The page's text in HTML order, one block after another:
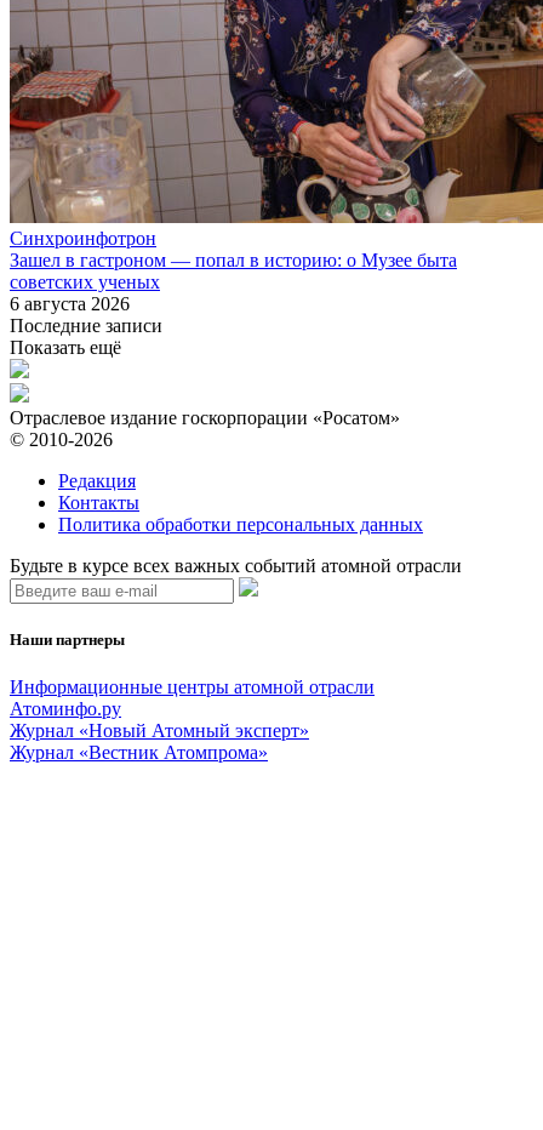
Синхроинфотрон
Зашел в гастроном — попал в историю: о Музее быта
советских ученых
6 августа 2026
Последние записи
Показать ещё
Отраслевое издание госкорпорации «Росатом»
© 2010-2026
Редакция
Контакты
Политика обработки персональных данных
Будьте в курсе всех важных событий атомной отрасли
Наши партнеры
Информационные центры атомной отрасли
Атоминфо.ру
Журнал «Новый Атомный эксперт»
Журнал «Вестник Атомпрома»